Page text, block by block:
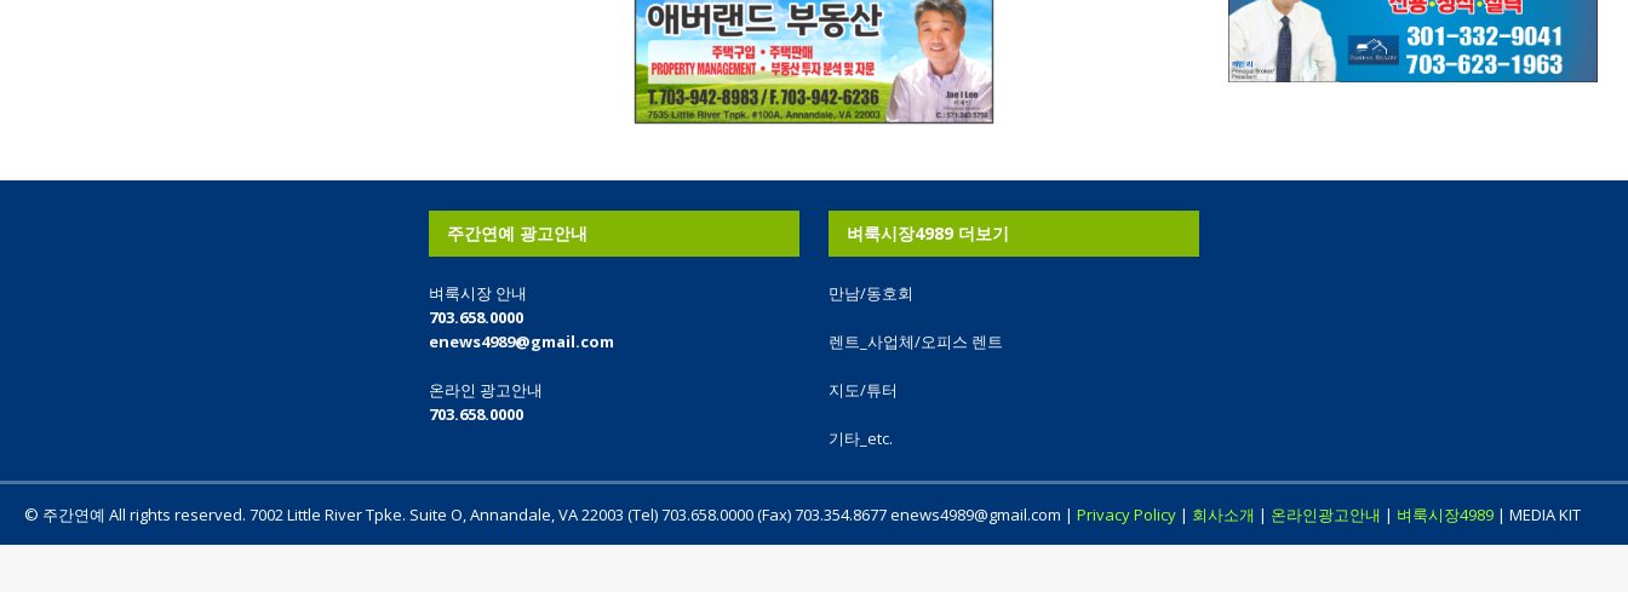
주간연예 광고안내
벼룩시장 안내
703.658.0000
enews4989@gmail.com
온라인 광고안내
703.658.0000
벼룩시장4989 더보기
만남/동호회
렌트_사업체/오피스 렌트
지도/튜터
기타_etc.
© 주간연예 All rights reserved. 7002 Little River Tpke. Suite O, Annandale, VA 22003 (Tel) 703.658.0000 (Fax) 703.354.8677 enews4989@gmail.com | Privacy Policy | 회사소개 | 온라인광고안내 | 벼룩시장4989 | MEDIA KIT